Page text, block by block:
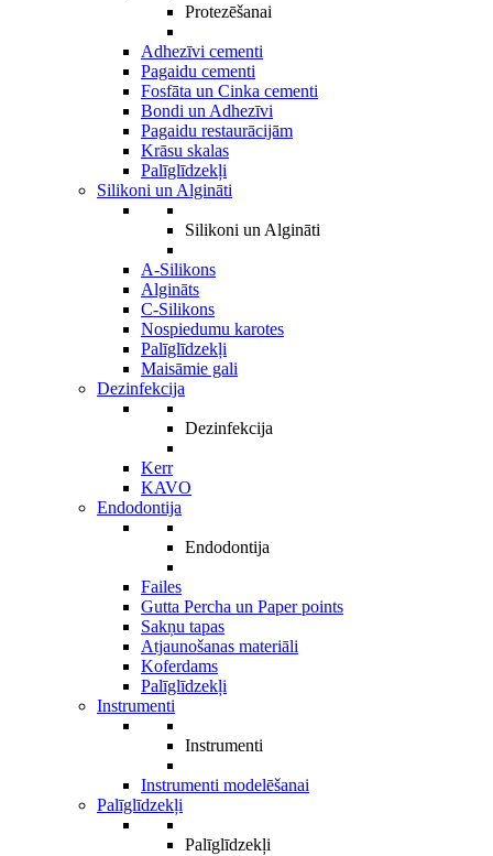
Protezēšanai
Adhezīvi cementi
Pagaidu cementi
Fosfāta un Cinka cementi
Bondi un Adhezīvi
Pagaidu restaurācijām
Krāsu skalas
Palīglīdzekļi
Silikoni un Algināti
Silikoni un Algināti
A-Silikons
Algināts
C-Silikons
Nospiedumu karotes
Palīglīdzekļi
Maisāmie gali
Dezinfekcija
Dezinfekcija
Kerr
KAVO
Endodontija
Endodontija
Failes
Gutta Percha un Paper points
Sakņu tapas
Atjaunošanas materiāli
Koferdams
Palīglīdzekļi
Instrumenti
Instrumenti
Instrumenti modelēšanai
Palīglīdzekļi
Palīglīdzekļi